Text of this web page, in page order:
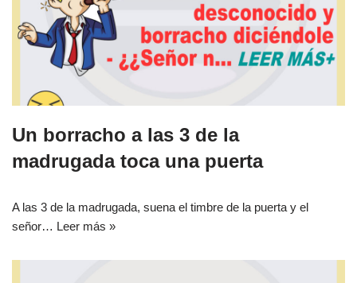
Un borracho a las 3 de la
madrugada toca una puerta
A las 3 de la madrugada, suena el timbre de la puerta y el
señor… Leer más »